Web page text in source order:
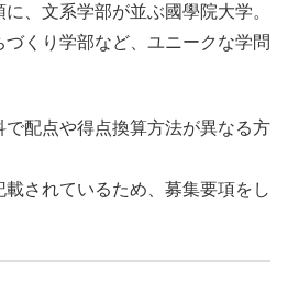
、文系学部が並ぶ國學院大学。
くり学部など、ユニークな学問
で配点や得点換算方法が異なる方
されているため、募集要項をし